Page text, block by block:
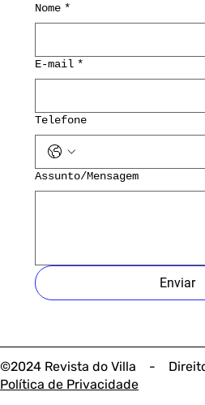
©2024 Revista do Villa -
Política de Privacidade
Nome *
E-mail *
Telefone
Assunto/Mensagem
Enviar